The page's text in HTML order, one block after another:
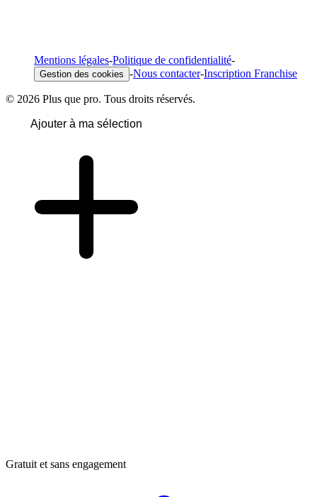
Mentions légales-Politique de confidentialité-
Gestion des cookies -Nous contacter-Inscription Franchise
© 2026 Plus que pro. Tous droits réservés.
Ajouter à ma sélection
Gratuit et sans engagement